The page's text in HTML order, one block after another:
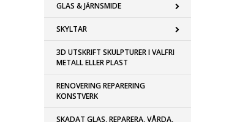
GLAS & JÄRNSMIDE
SKYLTAR
3D UTSKRIFT SKULPTURER I VALFRI
METALL ELLER PLAST
RENOVERING REPARERING
KONSTVERK
SKADAT GLAS, REPARERA, VÅRDA,